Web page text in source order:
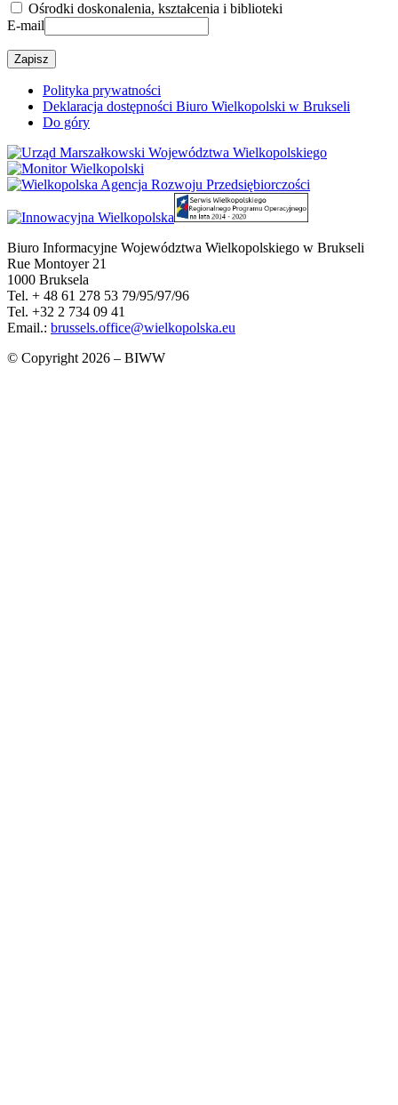
Ośrodki doskonalenia, kształcenia i biblioteki
E-mail
Polityka prywatności
Deklaracja dostępności Biuro Wielkopolski w Brukseli
Do góry
Biuro Informacyjne Województwa Wielkopolskiego w Brukseli
Rue Montoyer 21
1000 Bruksela
Tel. + 48 61 278 53 79/95/97/96
Tel. +32 2 734 09 41
Email.: brussels.office@wielkopolska.eu
© Copyright 2026 – BIWW